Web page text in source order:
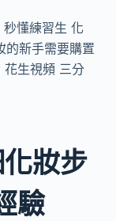
懂練習生 化
的新手需要購置
生視頻 三分
妝步
驗